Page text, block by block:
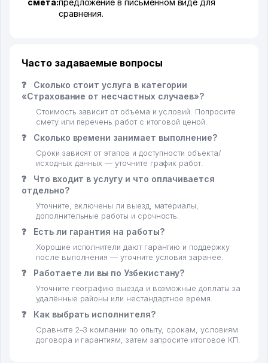
смета:предложение в письменном виде для
сравнения.
Часто задаваемые вопросы
❓
Сколько стоит услуга в категории
«Страхование от несчастных случаев»?
Стоимость зависит от объёма и условий. Попросите
смету или перечень работ с итоговой ценой.
❓ Сколько времени занимает выполнение?
Сроки зависят от этапов и доступности объекта/
исходных данных — уточните график работ.
❓
Что входит в услугу и что оплачивается
отдельно?
Уточните, включены ли выезд, материалы,
дополнительные работы и срочность.
❓ Есть ли гарантия на работы?
Хорошие исполнители дают гарантию и поддержку
после выполнения — уточните условия заранее.
❓ Работаете ли вы по Узбекистану?
Уточните географию выезда и возможные доплаты за
удалённые районы или нестандартное время.
❓ Как выбрать исполнителя?
Сравните 2–3 компании по опыту, срокам, условиям
договора и гарантиям, затем запросите итоговое КП.